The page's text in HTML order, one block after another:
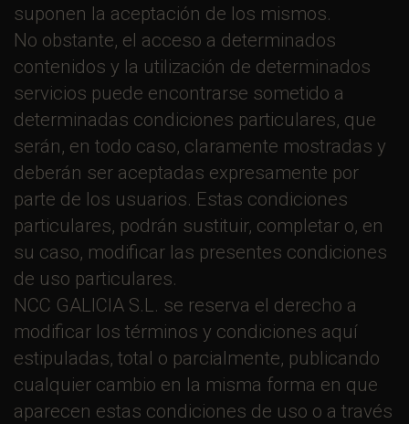
suponen la aceptación de los mismos.
No obstante, el acceso a determinados
contenidos y la utilización de determinados
servicios puede encontrarse sometido a
determinadas condiciones particulares, que
serán, en todo caso, claramente mostradas y
deberán ser aceptadas expresamente por
parte de los usuarios. Estas condiciones
particulares, podrán sustituir, completar o, en
su caso, modificar las presentes condiciones
de uso particulares.
NCC GALICIA S.L. se reserva el derecho a
modificar los términos y condiciones aquí
estipuladas, total o parcialmente, publicando
cualquier cambio en la misma forma en que
aparecen estas condiciones de uso o a través